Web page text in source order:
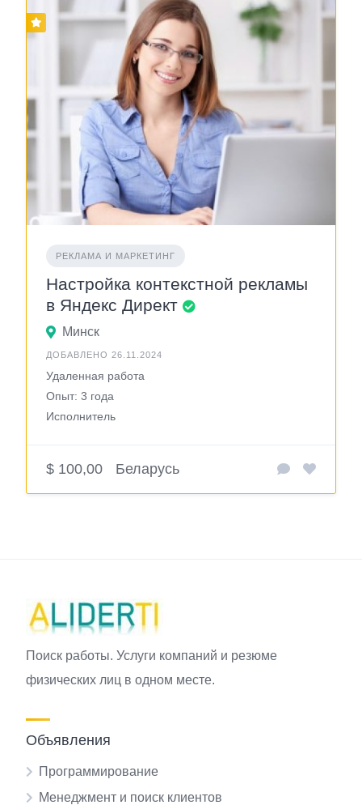
РЕКЛАМА И МАРКЕТИНГ
Настройка контекстной рекламы
в Яндекс Директ
Минск
ДОБАВЛЕНО 26.11.2024
Удаленная работа
Опыт: 3 года
Исполнитель
$ 100,00 Беларусь
Поиск работы. Услуги компаний и резюме
физических лиц в одном месте.
Объявления
Программирование
Менеджмент и поиск клиентов